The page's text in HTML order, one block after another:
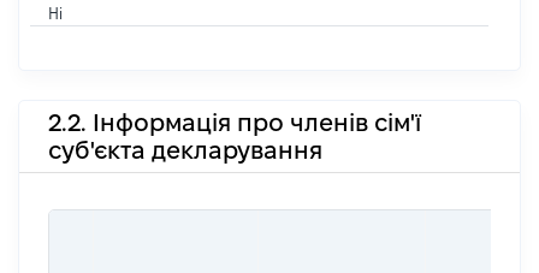
Ні
2.2. Інформація про членів сім'ї
суб'єкта декларування